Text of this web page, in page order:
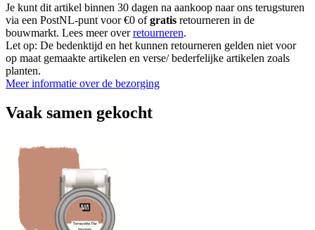
Je kunt dit artikel binnen 30 dagen na aankoop naar ons terugsturen
via een PostNL-punt voor €0 ofgratis retourneren in de
bouwmarkt. Lees meer overretourneren.
Let op: De bedenktijd en het kunnen retourneren gelden niet voor
op maat gemaakte artikelen en verse/ bederfelijke artikelen zoals
planten.
Meer informatie over de bezorging
Vaak samen gekocht